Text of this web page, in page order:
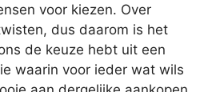
voor kiezen. Over
dus daarom is het
de keuze hebt uit een
waarin voor ieder wat wils